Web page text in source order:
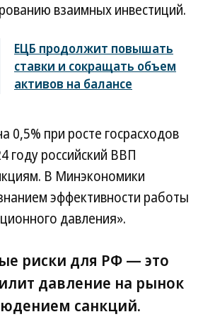
взаимных инвестиций.
ЕЦБ продолжит повышать
ставки и сокращать объем
активов на балансе
0,5% при росте госрасходов
году российский ВВП
В Минэкономики
эффективности работы
давления».
риски для РФ — это
давление на рынок
санкций.